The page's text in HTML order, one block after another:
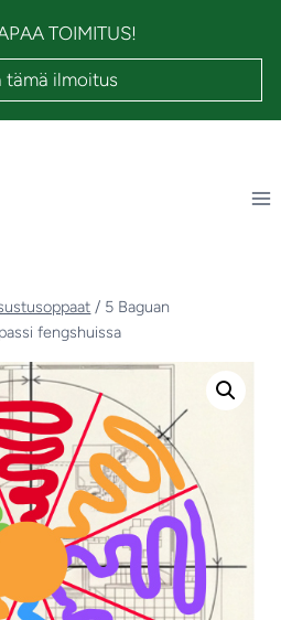
TOIMITUS!
tämä ilmoitus
/ 5 Baguan
fengshuissa